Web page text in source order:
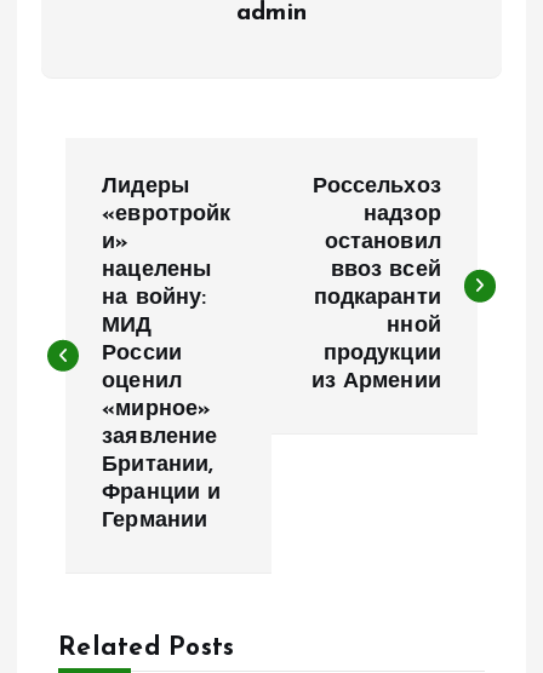
admin
и
я
Лидеры
«евротройк
и»
нацелены
на войну:
МИД
России
оценил
«мирное»
заявление
Британии,
Франции и
Германии
Россельхоз
надзор
остановил
ввоз всей
подкаранти
нной
продукции
из Армении
Related Posts